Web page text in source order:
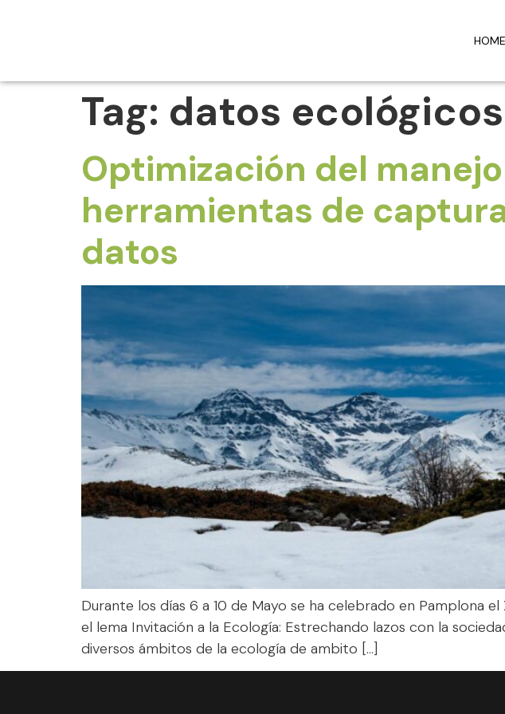
HOME
Tag: datos ecológicos
Optimización del
herramientas de
datos
Durante los días 6 a 10 de Mayo se ha celebrado en Pamplona
el lema Invitación a la Ecología: Estrechando lazos con la
diversos ámbitos de la ecología de ambito […]